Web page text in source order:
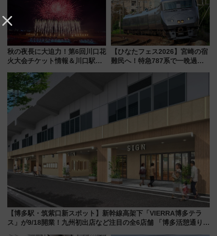
秋の夜長に大迫力！第6回川口花
火大会チケット情報＆川口駅か
【ひなたフェス2026】宮崎の宿
難民へ！特急787系で一晩過ご
ローおひさま」が救世主に？
【博多駅・筑紫口新スポット】新幹線高架下「VIERRA博多テラ
ス」が9/18開業！九州初出店など注目の全6店舗 「博多活憩通り」